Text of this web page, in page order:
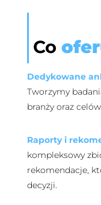
Co
Dedykowane
Tworzymy
branży oraz
Raporty i
kompleksowy
rekomendacje,
decyzji.